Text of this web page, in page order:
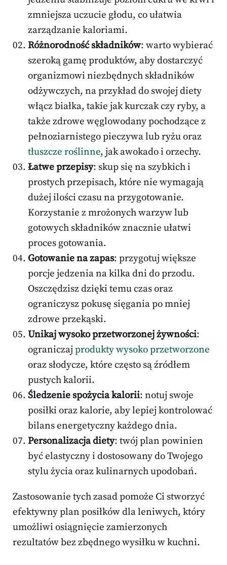
zmniejsza uczucie głodu, co ułatwia
zarządzanie kaloriami.
Różnorodność składników: warto wybierać
szeroką gamę produktów, aby dostarczyć
organizmowi niezbędnych składników
odżywczych, na przykład do swojej diety
włącz białka, takie jak kurczak czy ryby, a
także zdrowe węglowodany pochodzące z
pełnoziarnistego pieczywa lub ryżu oraz
tłuszcze roślinne, jak awokado i orzechy.
Łatwe przepisy: skup się na szybkich i
prostych przepisach, które nie wymagają
dużej ilości czasu na przygotowanie.
Korzystanie z mrożonych warzyw lub
gotowych składników znacznie ułatwi
proces gotowania.
Gotowanie na zapas: przygotuj większe
porcje jedzenia na kilka dni do przodu.
Oszczędzisz dzięki temu czas oraz
ograniczysz pokusę sięgania po mniej
zdrowe przekąski.
Unikaj wysoko przetworzonej żywności:
ograniczajprodukty wysoko przetworzone
oraz słodycze, które często są źródłem
pustych kalorii.
Śledzenie spożycia kalorii: notuj swoje
posiłki oraz kalorie, aby lepiej kontrolować
bilans energetyczny każdego dnia.
Personalizacja diety: twój plan powinien
być elastyczny i dostosowany do Twojego
stylu życia oraz kulinarnych upodobań.
Zastosowanie tych zasad pomoże Ci stworzyć
efektywny plan posiłków dla leniwych, który
umożliwi osiągnięcie zamierzonych
rezultatów bez zbędnego wysiłku w kuchni.